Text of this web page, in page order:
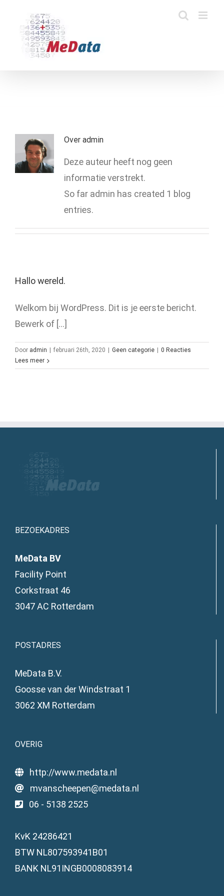
inhoud
Over admin
Deze auteur heeft nog geen
informatie verstrekt.
So far admin has created 1 blog
entries.
Hallo wereld.
Welkom bij WordPress. Dit is je eerste bericht.
Bewerk of [...]
Door admin februari 26th, 2020 Geen categorie
0 Reacties
Lees meer
BEZOEKADRES
MeData BV
Facility Point
Corkstraat 46
3047 AC Rotterdam
POSTADRES
MeData B.V.
Goosse van der Windstraat 1
3062 XM Rotterdam
OVERIG
http://www.medata.nl
mvanscheepen@medata.nl
06 - 5138 2525
KvK 24286421
BTW NL807593941B01
BANK NL91INGB0008083914